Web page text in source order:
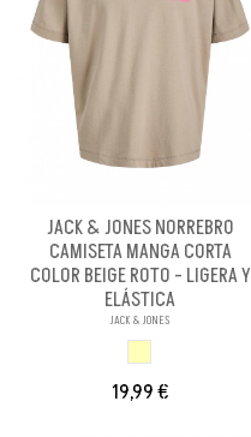
JACK & JONES NORREBRO
CAMISETA MANGA CORTA
COLOR BEIGE ROTO - LIGERA Y
ELÁSTICA
JACK & JONES
19,99 €